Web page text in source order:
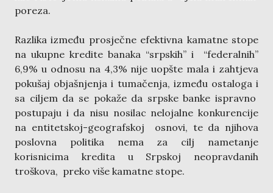
poreza.
Razlika između prosječne efektivna kamatne stope
na ukupne kredite banaka “srpskih” i “federalnih”
6,9% u odnosu na 4,3% nije uopšte mala i zahtjeva
pokušaj objašnjenja i tumačenja, između ostaloga i
sa ciljem da se pokaže da srpske banke ispravno
postupaju i da nisu nosilac nelojalne konkurencije
na entitetskoj-geografskoj osnovi, te da njihova
poslovna politika nema za cilj nametanje
korisnicima kredita u Srpskoj neopravdanih
troškova, preko više kamatne stope.